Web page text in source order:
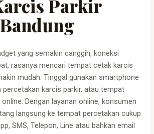
Parkir
yang semakin canggih, koneksi
rasanya mencari tempat cetak karcis
mudah. Tinggal gunakan smartphone
percetakan karcis parkir, atau tempat
Dengan layanan online, konsumen
langsung ke tempat percetakan cukup
SMS, Telepon, Line atau bahkan email